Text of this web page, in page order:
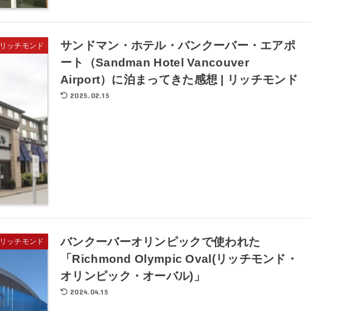
リッチモンド
サンドマン・ホテル・バンクーバー・エアポ
ート（Sandman Hotel Vancouver
Airport）に泊まってきた感想 | リッチモンド
2025.02.15
リッチモンド
バンクーバーオリンピックで使われた
「Richmond Olympic Oval(リッチモンド・
オリンピック・オーバル)」
2024.04.15